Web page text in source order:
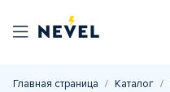
Главная страница Каталог